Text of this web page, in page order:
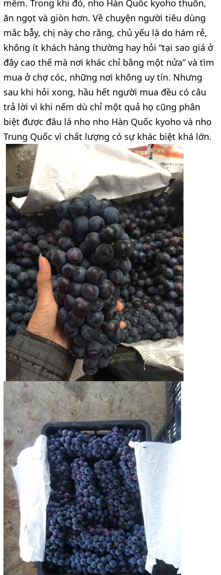
mềm. Trong khi đó, nho Hàn Quốc kyoho thuôn,
ăn ngọt và giòn hơn. Về chuyện người tiêu dùng
mắc bẫy, chị này cho rằng, chủ yếu là do hám rẻ,
không ít khách hàng thường hay hỏi “tại sao giá ở
đây cao thế mà nơi khác chỉ bằng một nửa” và tìm
mua ở chợ cóc, những nơi không uy tín. Nhưng
sau khi hỏi xong, hầu hết người mua đều có câu
trả lời vì khi nếm dù chỉ một quả họ cũng phân
biệt được đâu là nho nho Hàn Quốc kyoho và nho
Trung Quốc vì chất lượng có sự khác biệt khá lớn.